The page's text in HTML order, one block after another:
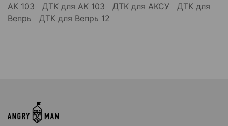
АК 103
ДТК для АК 103 ДТК для АКСУ
ДТК для
Вепрь
ДТК для Вепрь 12